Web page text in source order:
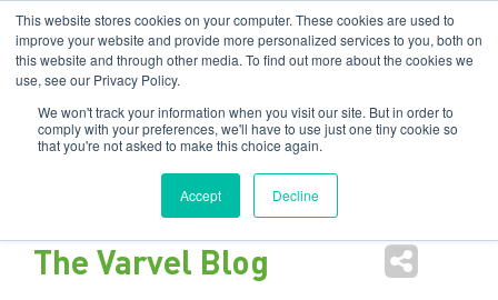
This website stores cookies on your computer. These cookies are used to
improve your website and provide more personalized services to you, both on
this website and through other media. To find out more about the cookies we
use, see our Privacy Policy.
We won't track your information when you visit our site. But in order to
comply with your preferences, we'll have to use just one tiny cookie so
that you're not asked to make this choice again.
Accept Decline
Filiali: India USA EN IT
The Varvel Blog